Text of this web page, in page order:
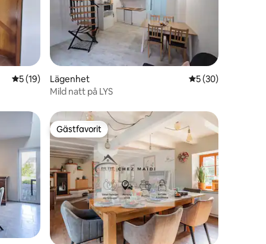
5 av 5 i genomsnittligt betyg, 19 omdömen
5 (19)
Lägenhet 5 av 5 i
5 (30)
Mild natt på LYS
Gästfavorit
Gästfavorit